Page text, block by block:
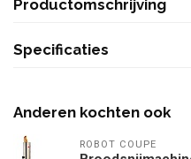
Productomschrijving
Specificaties
Anderen kochten ook
ROBOT COUPE